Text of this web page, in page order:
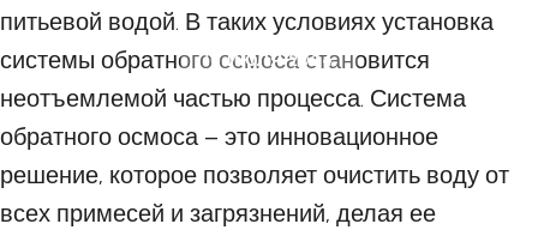
10 ИЮЛЯ 2024
питьевой водой. В таких условиях установка
системы обратного осмоса становится
неотъемлемой частью процесса. Система
обратного осмоса – это инновационное
решение, которое позволяет очистить воду от
всех примесей и загрязнений, делая ее